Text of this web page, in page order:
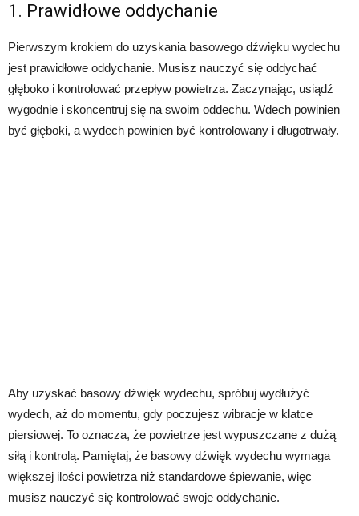
1. Prawidłowe oddychanie
Pierwszym krokiem do uzyskania basowego dźwięku wydechu
jest prawidłowe oddychanie. Musisz nauczyć się oddychać
głęboko i kontrolować przepływ powietrza. Zaczynając, usiądź
wygodnie i skoncentruj się na swoim oddechu. Wdech powinien
być głęboki, a wydech powinien być kontrolowany i długotrwały.
Aby uzyskać basowy dźwięk wydechu, spróbuj wydłużyć
wydech, aż do momentu, gdy poczujesz wibracje w klatce
piersiowej. To oznacza, że powietrze jest wypuszczane z dużą
siłą i kontrolą. Pamiętaj, że basowy dźwięk wydechu wymaga
większej ilości powietrza niż standardowe śpiewanie, więc
musisz nauczyć się kontrolować swoje oddychanie.